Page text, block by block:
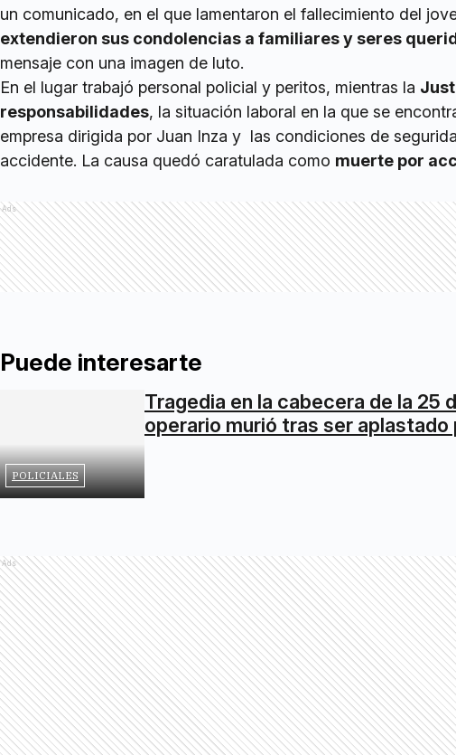
un comunicado, en el que lamentaron el fallecimiento del
extendieron sus condolencias a familiares y seres
mensaje con una imagen de luto.
En el lugar trabajó personal policial y peritos, mientras la
responsabilidades, la situación laboral en la que se
empresa dirigida por Juan Inza y las condiciones de
accidente. La causa quedó caratulada como muerte por
Ads
Puede interesarte
POLICIALES
Tragedia en la cabecera de la 25
operario murió tras ser
Ads